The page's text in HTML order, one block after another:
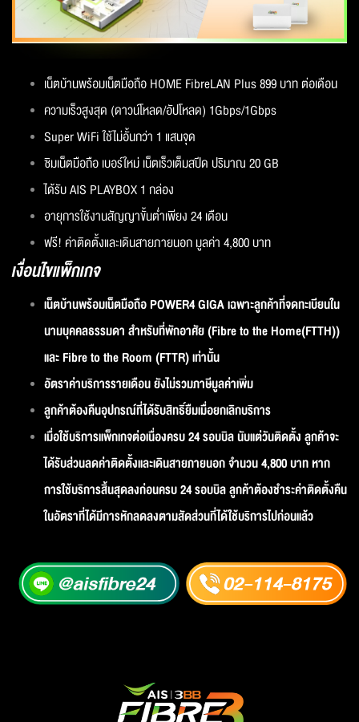
เน็ตบ้านพร้อมเน็ตมือถือ HOME FibreLAN Plus 899 บาท ต่อเดือน
ความเร็วสูงสุด (ดาวน์โหลด/อัปโหลด) 1Gbps/1Gbps
Super WiFi ใช้ไม่อั้นกว่า 1 แสนจุด
ซิมเน็ตมือถือ เบอร์ใหม่ เน็ตเร็วเต็มสปีด ปริมาณ 20 GB
ได้รับ AIS PLAYBOX 1 กล่อง
อายุการใช้งานสัญญาขั้นต่ำเพียง 24 เดือน
ฟรี! ค่าติดตั้งและเดินสายภายนอก มูลค่า 4,800 บาท
เงื่อนไขแพ็กเกจ
เน็ตบ้านพร้อมเน็ตมือถือ POWER4 GIGA เฉพาะลูกค้าที่จดทะเบียนใน
นามบุคคลธรรมดา สำหรับที่พักอาศัย (Fibre to the Home(FTTH))
และ Fibre to the Room (FTTR) เท่านั้น
อัตราค่าบริการรายเดือน ยังไม่รวมภาษีมูลค่าเพิ่ม
ลูกค้าต้องคืนอุปกรณ์ที่ได้รับสิทธิ์ยืมเมื่อยกเลิกบริการ
เมื่อใช้บริการแพ็กเกจต่อเนื่องครบ 24 รอบบิล นับแต่วันติดตั้ง ลูกค้าจะ
ได้รับส่วนลดค่าติดตั้งและเดินสายภายนอก จำนวน 4,800 บาท หาก
การใช้บริการสิ้นสุดลงก่อนครบ 24 รอบบิล ลูกค้าต้องชำระค่าติดตั้งคืน
ในอัตราที่ได้มีการหักลดลงตามสัดส่วนที่ได้ใช้บริการไปก่อนแล้ว